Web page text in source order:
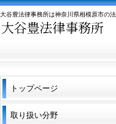
大谷豊法律事務所は神奈川県相模原市の法
トップページ
取り扱い分野